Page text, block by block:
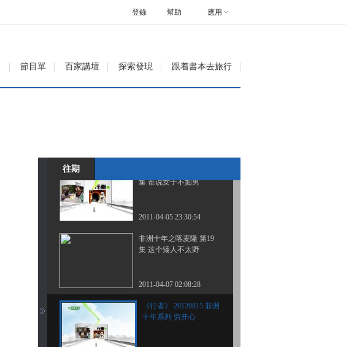
幫助 應用
登錄
節目單 百家講壇 探索發現 跟着書本去旅行
往期
2011-03-31 01:53:44
集 谁说女子不如男
2011-04-05 23:30:54
非洲十年之喀麦隆 第19
集 这个矮人不太野
2011-04-07 02:08:28
《行者》 20120815 非洲
十年系列 穷开心